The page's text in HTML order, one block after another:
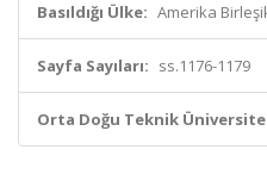
Basıldığı Ülke: Amerika
Sayfa Sayıları: ss.1176-1179
Orta Doğu Teknik